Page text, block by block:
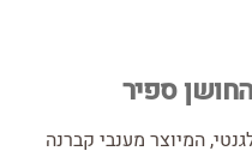
ספיר
המיוצר מענבי קברנה